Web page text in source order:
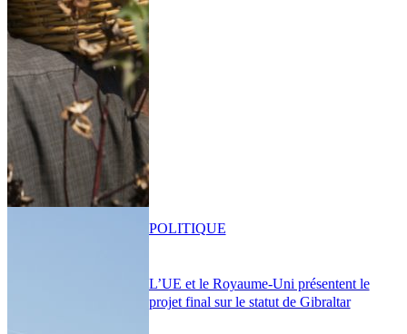
L’UE et le Royaume-Uni présentent le
projet final sur le statut de Gibraltar
POLITIQUE